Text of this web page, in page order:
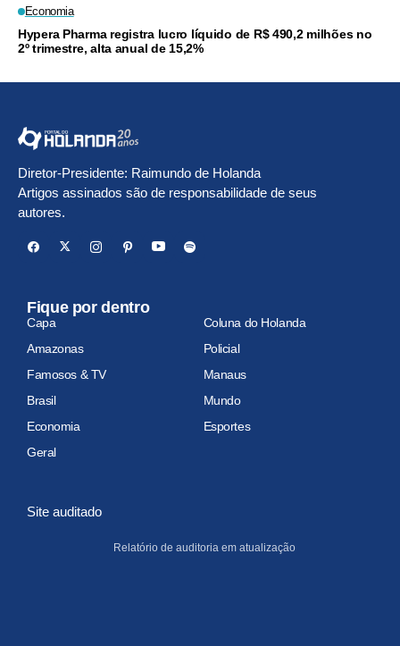
Economia
Hypera Pharma registra lucro líquido de R$ 490,2 milhões no
2º trimestre, alta anual de 15,2%
Diretor-Presidente: Raimundo de Holanda
Artigos assinados são de responsabilidade de seus
autores.
Fique por dentro
Capa
Coluna do Holanda
Amazonas
Policial
Famosos & TV
Manaus
Brasil
Mundo
Economia
Esportes
Geral
Site auditado
Relatório de auditoria em atualização